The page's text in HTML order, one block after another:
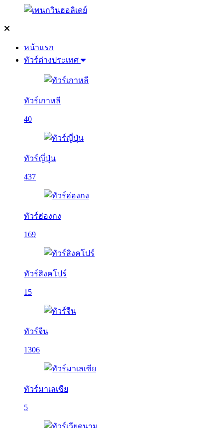
หน้าแรก
ทัวร์ต่างประเทศ
ทัวร์เกาหลี
40
ทัวร์ญี่ปุ่น
437
ทัวร์ฮ่องกง
169
ทัวร์สิงคโปร์
15
ทัวร์จีน
1306
ทัวร์มาเลเซีย
5